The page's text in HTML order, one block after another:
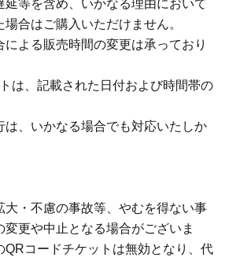
延等を含め、いかなる理由において
合はご購入いただけません。
による販売時間の変更は承っており
は、記載された日付および時間帯の
は、いかなる場合でも対応いたしか
大・不慮の事故等、やむを得ない事
更や中止となる場合がございま
QRコードチケットは無効となり、代